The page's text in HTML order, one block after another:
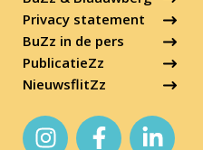
Privacy statement
BuZz in de pers
PublicatieZz
NieuwsflitZz